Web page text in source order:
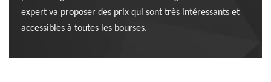
expert va proposer des prix qui sont très intéressants et
accessibles à toutes les bourses.